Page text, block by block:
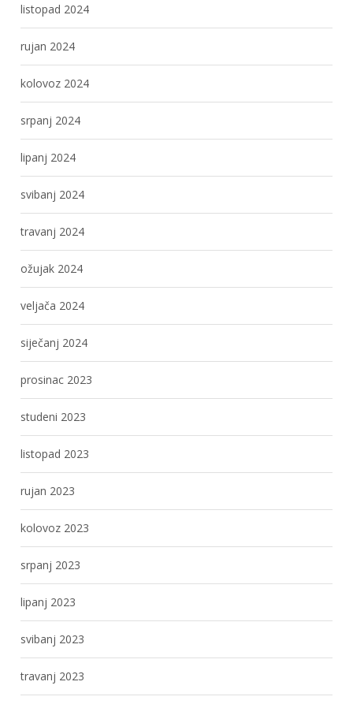
listopad 2024
rujan 2024
kolovoz 2024
srpanj 2024
lipanj 2024
svibanj 2024
travanj 2024
ožujak 2024
veljača 2024
siječanj 2024
prosinac 2023
studeni 2023
listopad 2023
rujan 2023
kolovoz 2023
srpanj 2023
lipanj 2023
svibanj 2023
travanj 2023